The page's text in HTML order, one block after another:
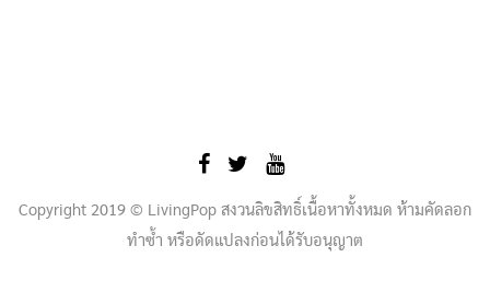
Copyright 2019 © LivingPop สงวนลิขสิทธิ์เนื้อหาทั้งหมด ห้ามคัดลอก
ทำซ้ำ หรือดัดแปลงก่อนได้รับอนุญาต